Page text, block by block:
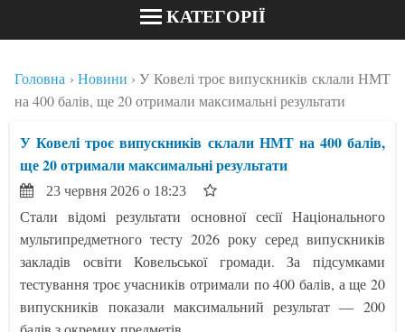
КАТЕГОРІЇ
БЛОГИ
КОНТАКТИ
Головна Новини
У Ковелі троє випускників склали НМТ
на 400 балів, ще 20 отримали максимальні результати
У Ковелі троє випускників склали НМТ на 400 балів,
ще 20 отримали максимальні результати
23 червня 2026 о 18:23
Стали відомі результати основної сесії Національного
мультипредметного тесту 2026 року серед випускників
закладів освіти Ковельської громади. За підсумками
тестування троє учасників отримали по 400 балів, а ще 20
випускників показали максимальний результат — 200